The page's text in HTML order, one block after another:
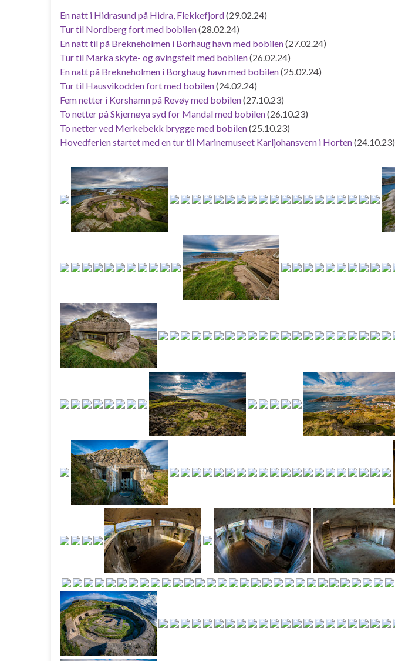
En natt i Hidrasund på Hidra, Flekkefjord(29.02.24)
Tur til Nordberg fort med bobilen(28.02.24)
En natt til på Brekneholmen i Borhaug havn med bobilen(27.02.24)
Tur til Marka skyte- og øvingsfelt med bobilen(26.02.24)
En natt på Brekneholmen i Borghaug havn med bobilen(25.02.24)
Tur til Hausvikodden fort med bobilen(24.02.24)
Fem netter i Korshamn på Revøy med bobilen(27.10.23)
To netter på Skjernøya syd for Mandal med bobilen(26.10.23)
To netter ved Merkebekk brygge med bobilen(25.10.23)
Hovedferien startet med en tur til Marinemuseet Karljohansvern i Horten(24.10.23)